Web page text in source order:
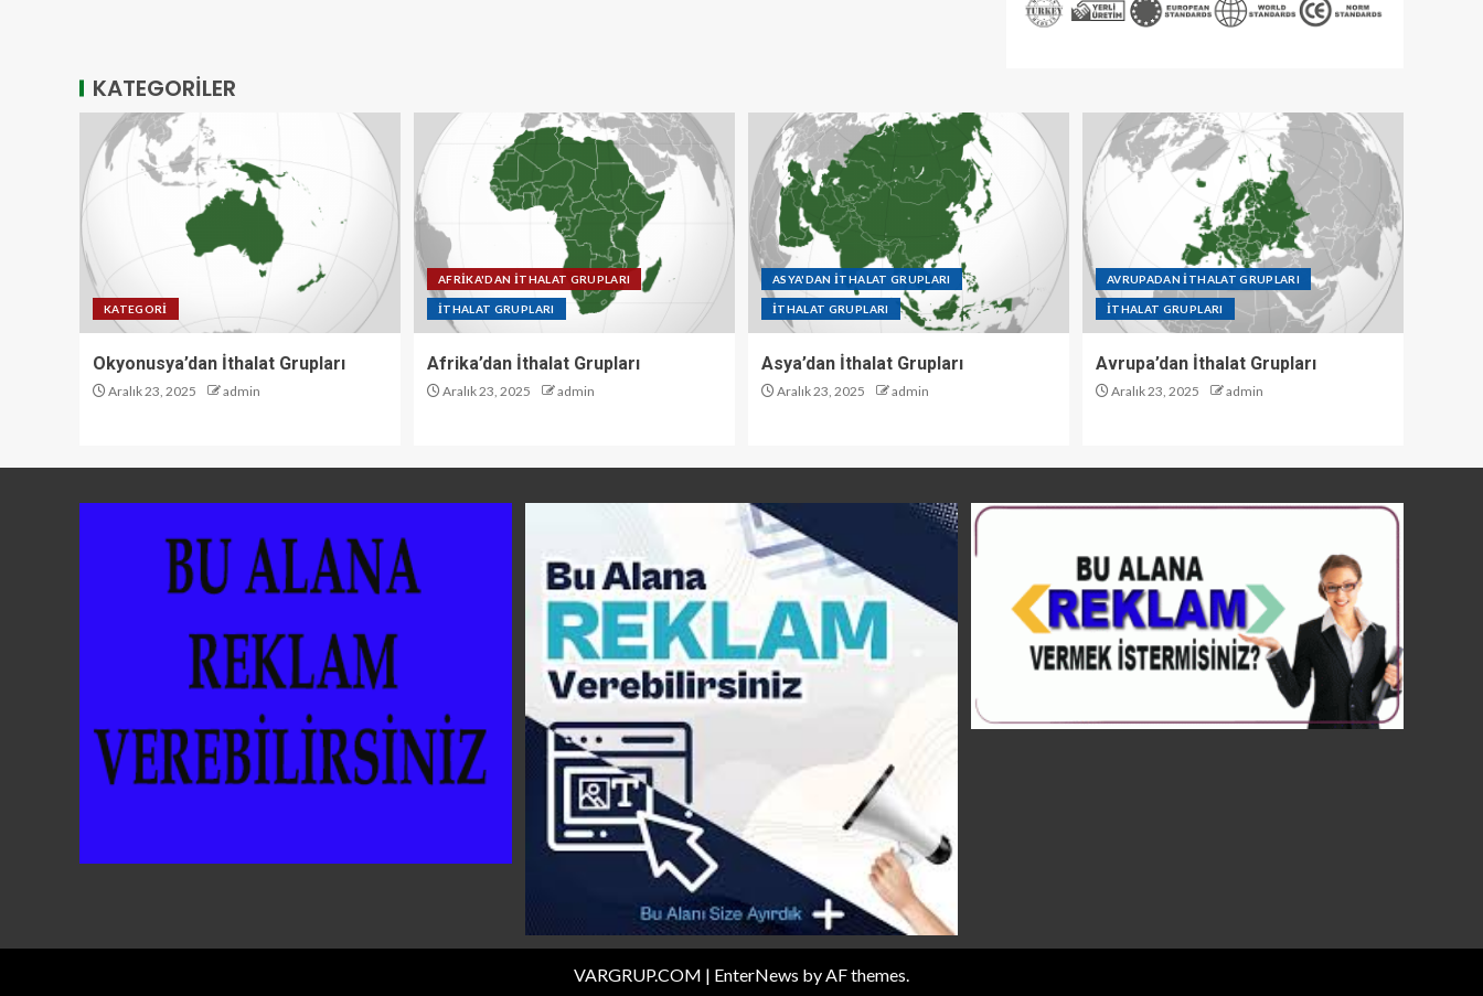
KATEGORİLER
KATEGORI
Okyonusya’dan İthalat Grupları
Aralık 23, 2025 admin
AFRİKA'DAN İTHALAT GRUPLARI
İTHALAT GRUPLARI
Afrika’dan İthalat Grupları
Aralık 23, 2025 admin
ASYA'DAN İTHALAT GRUPLARI
İTHALAT GRUPLARI
Asya’dan İthalat Grupları
Aralık 23, 2025 admin
AVRUPADAN İTHALAT GRUPLARI
İTHALAT GRUPLARI
Avrupa’dan İthalat Grupları
Aralık 23, 2025 admin
VARGRUP.COM | EnterNews by AF themes.